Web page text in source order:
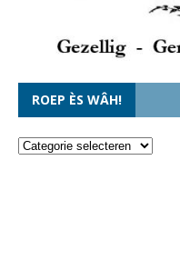
ROEP ÈS WÂH!